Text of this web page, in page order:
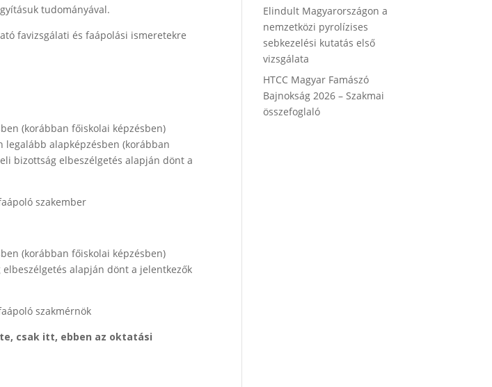
tudományával.
favizsgálati és faápolási ismeretekre
(korábban főiskolai képzésben)
alapképzésben (korábban
bizottság elbeszélgetés alapján dönt a
szakember
(korábban főiskolai képzésben)
alapján dönt a jelentkezők
szakmérnök
csak itt, ebben az oktatási
Elindult Magyarországon a
nemzetközi pyrolízises
sebkezelési kutatás első
vizsgálata
HTCC Magyar Famászó
Bajnokság 2026 – Szakmai
összefoglaló